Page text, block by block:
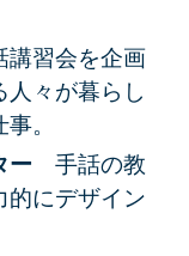
講習会を企画
人々が暮らし
。
ー 手話の教
的にデザイン